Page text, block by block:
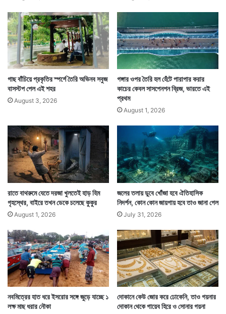
প্রধানমন্ত্রী চায়েওয়ালা, কেন এমন একটা নাম? অভিষেক
জানিয়েছেন, তিনি ছোটবেলা থেকেই আরএসএস-এর মতাদর্শে
বিশ্বাসী এবং প্রধানমন্ত্রী নরেন্দ্র মোদীর পরম ভক্ত। প্রধানমন্ত্রী
নরেন্দ্র মোদী জীবনের প্রথম ভাগে চা বিক্রির সঙ্গে যুক্ত ছিলেন।
সেকথা সকলের জানা।
চু
ল
গাছ বাঁচিয়ে প্রকৃতির স্পর্শে তৈরি অভিনব সবুজ
বাসস্টপ পেল এই শহর
August 3, 2026
গঙ্গার ওপর তৈরি হল হেঁটে পারাপার করার
কাচের কেবল সাসপেনশন ব্রিজ, ভারতে এই
প্রথম
August 1, 2026
রাতে বাথরুমে যেতে দরজা খুলতেই হাড় হিম
গৃহস্থের, বাইরে তখন ডেকে চলেছে কুকুর
August 1, 2026
জলের তলায় ডুবে খোঁজা হবে ঐতিহাসিক
নিদর্শন, কোন কোন জায়গায় হবে তাও জানা গেল
July 31, 2026
নবমিত্রের হাত ধরে ইসরোর সঙ্গে জুড়ে যাচ্ছে ১
লক্ষ মাছ ধরার নৌকা
দোকানে কেউ জোর করে ঢোকেনি, তাও গয়নার
দোকান থেকে গায়েব হিরে ও সোনার গয়না